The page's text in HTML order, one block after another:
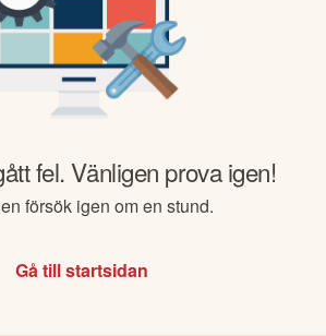
fel. Vänligen prova igen!
försök igen om en stund.
Gå till startsidan